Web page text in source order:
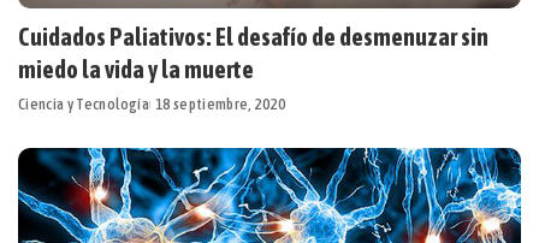
Cuidados Paliativos: El desafío de desmenuzar sin
miedo la vida y la muerte
Ciencia y Tecnología 18 septiembre, 2020